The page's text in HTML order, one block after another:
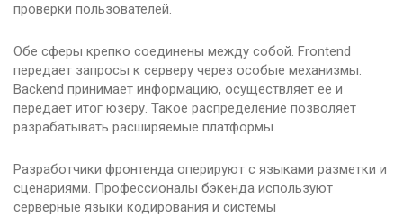
проверки пользователей.
Обе сферы крепко соединены между собой. Frontend
передает запросы к серверу через особые механизмы.
Backend принимает информацию, осуществляет ее и
передает итог юзеру. Такое распределение позволяет
разрабатывать расширяемые платформы.
Разработчики фронтенда оперируют с языками разметки и
сценариями. Профессионалы бэкенда используют
серверные языки кодирования и системы